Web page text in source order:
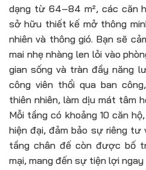
dạng từ 64–84 m², các căn
sở hữu thiết kế mở thông
nhiên và thông gió. Bạn sẽ
mai nhẹ nhàng len lỏi vào
gian sống và tràn đầy năng
công viên thổi qua ban
thiên nhiên, làm dịu mát tâm
Mỗi tầng có khoảng 10 căn
hiện đại, đảm bảo sự riêng
tầng chân đế còn được bố
mại, mang đến sự tiện lợi